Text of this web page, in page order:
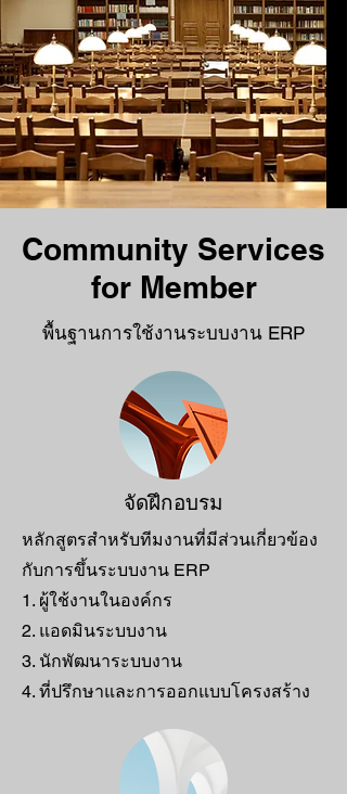
Community Services
for Member
พื้นฐานการใช้งานระบบงาน ERP
จัดฝึกอบรม
หลักสูตรสำหรับทีมงานที่มีส่วนเกี่ยวข้อง
กับการขึ้นระบบงาน ERP
1. ผู้ใช้งานในองค์กร
2. แอดมินระบบงาน
3. นักพัฒนาระบบงาน
4. ที่ปรึกษาและการออกแบบโครงสร้าง